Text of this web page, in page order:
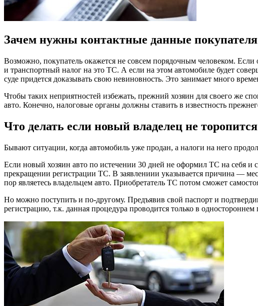
Зачем нужны контактные данные покупателя
Возможно, покупатель окажется не совсем порядочным человеком. Если
и транспортный налог на это ТС. А если на этом автомобиле будет
суде придется доказывать свою невиновность. Это занимает много
Чтобы таких неприятностей избежать, прежний хозяин для своего же
авто. Конечно, налоговые органы должны ставить в известность
Что делать если новый владелец не
Бывают ситуации, когда автомобиль уже продан, а налоги на него
Если новый хозяин авто по истечении 30 дней не оформил ТС на себя и
прекращении регистрации ТС. В заявлениии указывается причина —
пор являетесь владельцем авто. Приобретатель ТС потом сможет
Но можно поступить и по-другому. Предъявив свой паспорт и
регистрацию, т.к. данная процедура проводится только в